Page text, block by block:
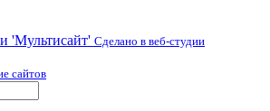
Сделано в веб-студии
сайтов